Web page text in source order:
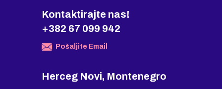
Kontaktirajte nas!
+382 67 099 942
Pošaljite Email
Herceg Novi, Montenegro